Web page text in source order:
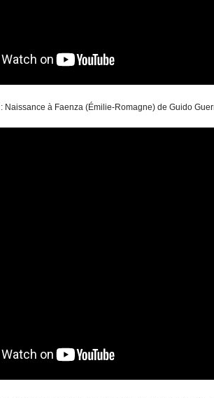
: Naissance à Faenza (Émilie-Romagne) de Guido